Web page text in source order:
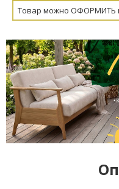
Товар можно ОФОРМИТЬ